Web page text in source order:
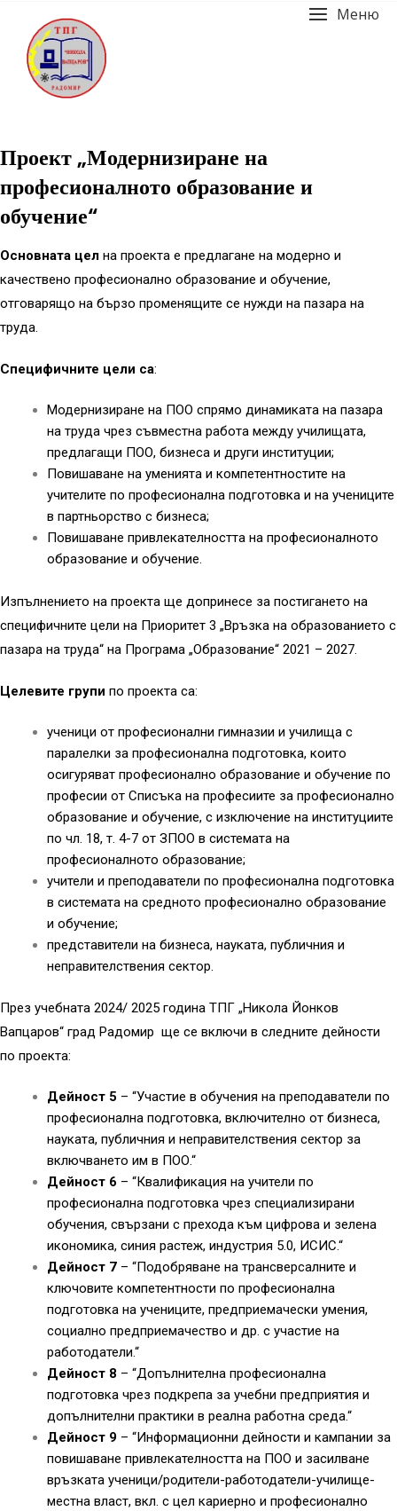
Меню
Проект „Модернизиране на
професионалното образование и
обучение“
Основната цел на проекта е предлагане на модерно и
качествено професионално образование и обучение,
отговарящо на бързо променящите се нужди на пазара на
труда.
Специфичните цели са:
Модернизиране на ПОО спрямо динамиката на пазара
на труда чрез съвместна работа между училищата,
предлагащи ПОО, бизнеса и други институции;
Повишаване на уменията и компетентностите на
учителите по професионална подготовка и на учениците
в партньорство с бизнеса;
Повишаване привлекателността на професионалното
образование и обучение.
Изпълнението на проекта ще допринесе за постигането на
специфичните цели на Приоритет 3 „Връзка на образованието с
пазара на труда“ на Програма „Образование“ 2021 – 2027.
Целевите групи по проекта са:
ученици от професионални гимназии и училища с
паралелки за професионална подготовка, които
осигуряват професионално образование и обучение по
професии от Списъка на професиите за професионално
образование и обучение, с изключение на институциите
по чл. 18, т. 4-7 от ЗПОО в системата на
професионалното образование;
учители и преподаватели по професионална подготовка
в системата на средното професионално образование
и обучение;
представители на бизнеса, науката, публичния и
неправителствения сектор.
През учебната 2024/ 2025 година ТПГ „Никола Йонков
Вапцаров“ град Радомир ще се включи в следните дейности
по проекта:
Дейност 5 – “Участие в обучения на преподаватели по
професионална подготовка, включително от бизнеса,
науката, публичния и неправителствения сектор за
включването им в ПОО.“
Дейност 6 – “Квалификация на учители по
професионална подготовка чрез специализирани
обучения, свързани с прехода към цифрова и зелена
икономика, синия растеж, индустрия 5.0, ИСИС.“
Дейност 7 – “Подобряване на трансверсалните и
ключовите компетентности по професионална
подготовка на учениците, предприемачески умения,
социално предприемачество и др. с участие на
работодатели.“
Дейност 8 – “Допълнителна професионална
подготовка чрез подкрепа за учебни предприятия и
допълнителни практики в реална работна среда.“
Дейност 9 – “Информационни дейности и кампании за
повишаване привлекателността на ПОО и засилване
връзката ученици/родители-работодатели-училище-
местна власт, вкл. с цел кариерно и професионално